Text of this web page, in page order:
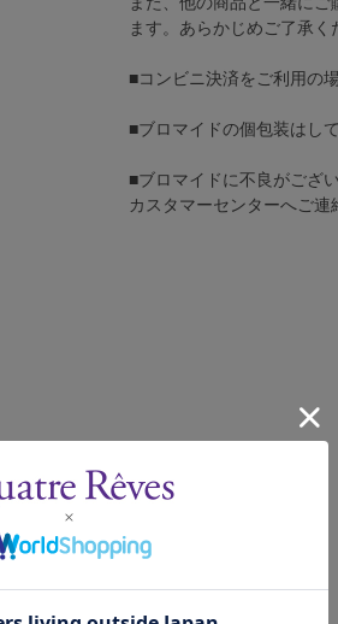
ます。あらかじめご了承く
■コンビニ決済をご利用の
■ブロマイドの個包装はし
■ブロマイドに不良がござ
カスタマーセンターへご連